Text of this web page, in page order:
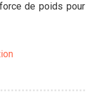
de poids pour